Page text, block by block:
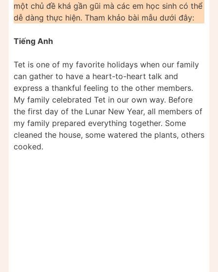
một chủ đề khá gần gũi mà các em học sinh có thể
dễ dàng thực hiện. Tham khảo bài mẫu dưới đây:
Tiếng Anh
Tet is one of my favorite holidays when our family
can gather to have a heart-to-heart talk and
express a thankful feeling to the other members.
My family celebrated Tet in our own way. Before
the first day of the Lunar New Year, all members of
my family prepared everything together. Some
cleaned the house, some watered the plants, others
cooked.